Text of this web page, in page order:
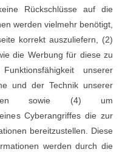
Rückschlüsse auf die
werden vielmehr benötigt,
korrekt auszuliefern, (2)
die Werbung für diese zu
unserer
und der Technik unserer
sowie (4) um
Cyberangriffes die zur
bereitzustellen. Diese
werden durch die